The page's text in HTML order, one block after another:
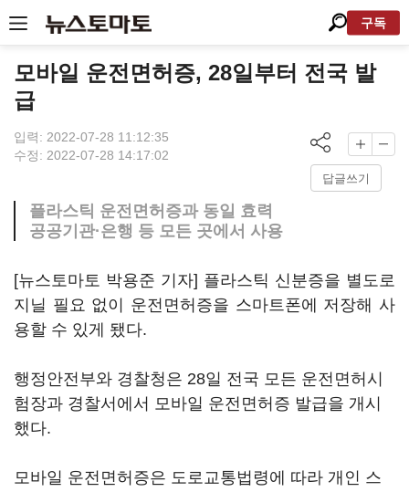
구독
모바일 운전면허증, 28일부터 전국 발
급
입력: 2022-07-28 11:12:35
수정: 2022-07-28 14:17:02
답글쓰기
플라스틱 운전면허증과 동일 효력
공공기관·은행 등 모든 곳에서 사용
[뉴스토마토 박용준 기자] 플라스틱 신분증을 별도로
지닐 필요 없이 운전면허증을 스마트폰에 저장해 사
용할 수 있게 됐다.
행정안전부와 경찰청은 28일 전국 모든 운전면허시
험장과 경찰서에서 모바일 운전면허증 발급을 개시
했다.
모바일 운전면허증은 도로교통법령에 따라 개인 스